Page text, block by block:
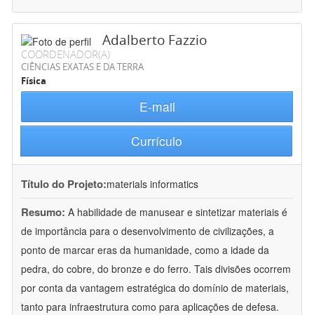
Adalberto Fazzio
COORDENADOR(A)
CIÊNCIAS EXATAS E DA TERRA
Física
E-mail
Currículo
Título do Projeto:materials informatics
Resumo: A habilidade de manusear e sintetizar materiais é
de importância para o desenvolvimento de civilizações, a
ponto de marcar eras da humanidade, como a idade da
pedra, do cobre, do bronze e do ferro. Tais divisões ocorrem
por conta da vantagem estratégica do domínio de materiais,
tanto para infraestrutura como para aplicações de defesa.